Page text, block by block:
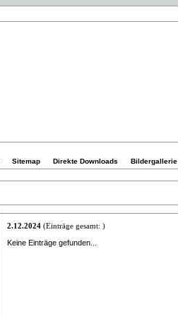
Sitemap Direkte Downloads Bildergallerie
2.12.2024(Einträge gesamt: )
Keine Einträge gefunden...